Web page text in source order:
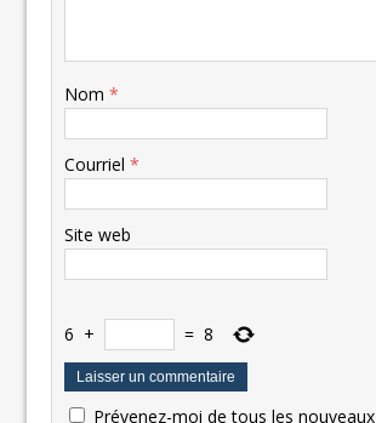
Nom*
Courriel*
Site web
6 + = 8
Prévenez-moi de tous les nouveaux